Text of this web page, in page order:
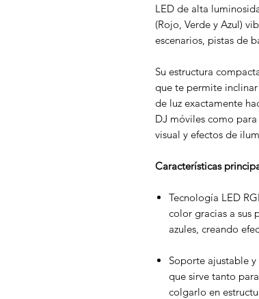
LED de alta
(Rojo, Verde y Azul)
escenarios, pistas de
Su estructura
que te permite
de luz exactamente
DJ móviles como
visual y efectos de
Características
Tecnología LED
color gracias a sus
azules, creando
Soporte ajustable
que sirve tanto
colgarlo en